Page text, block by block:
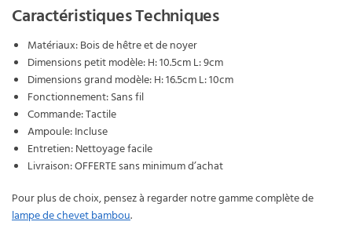
Caractéristiques Techniques
Matériaux: Bois de hêtre et de noyer
Dimensions petit modèle: H: 10.5cm L: 9cm
Dimensions grand modèle: H: 16.5cm L: 10cm
Fonctionnement: Sans fil
Commande: Tactile
Ampoule: Incluse
Entretien: Nettoyage facile
Livraison: OFFERTE sans minimum d’achat
Pour plus de choix, pensez à regarder notre gamme complète de
lampe de chevet bambou.